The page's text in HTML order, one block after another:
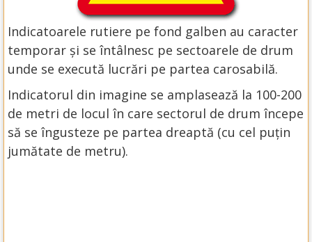
Indicatoarele rutiere pe fond galben au caracter
temporar și se întâlnesc pe sectoarele de drum
unde se execută lucrări pe partea carosabilă.
Indicatorul din imagine se amplasează la 100-200
de metri de locul în care sectorul de drum începe
să se îngusteze pe partea dreaptă (cu cel puțin
jumătate de metru).